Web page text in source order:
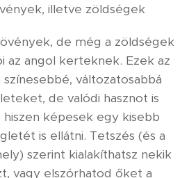
illetve zöldségek
de még a zöldségek
az angol kerteknek. Ezek az
változatosabbá
de valódi hasznot is
képesek egy kisebb
is ellátni. Tetszés (és a
szerint kialakíthatsz nekik
vagy elszórhatod őket a